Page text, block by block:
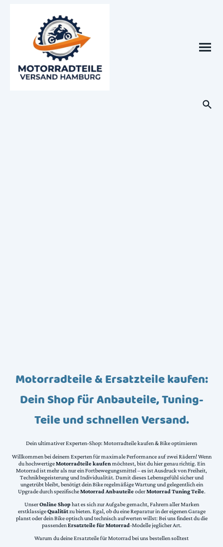
Motorradteile & Ersatzteile kaufen:
Dein Shop für Anbauteile, Tuning-
Teile und schnellen Versand.
Dein ultimativer Experten-Shop: Motorradteile kaufen & Bike optimieren
Willkommen bei deinem Experten für maximale Performance auf zwei Rädern! Wenn
du hochwertigeMotorradteile kaufen möchtest, bist du hier genau richtig. Ein
Motorrad ist mehr als nur ein Fortbewegungsmittel – es ist Ausdruck von Freiheit,
Technikbegeisterung und Individualität. Damit dieses Lebensgefühl sicher und
ungetrübt bleibt, benötigt dein Bike regelmäßige Wartung und gelegentlich ein
Upgrade durch spezifischeMotorrad AnbauteileoderMotorrad Tuning Teile.
UnserOnline Shophat es sich zur Aufgabe gemacht, Fahrern aller Marken
erstklassigeQualitätzu bieten. Egal, ob du eine Reparatur in der eigenen Garage
planst oder dein Bike optisch und technisch aufwerten willst: Bei uns findest du die
passendenErsatzteile für Motorrad-Modelle jeglicher Art.
Warum du deine Ersatzteile für Motorrad bei uns bestellen solltest